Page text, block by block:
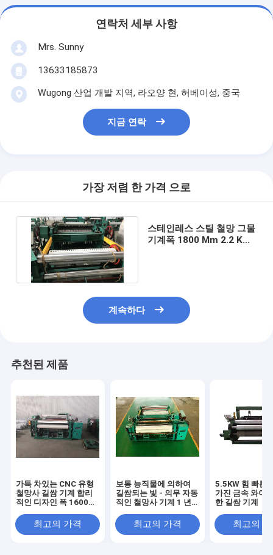
연락처 세부 사항
Mrs. Sunny
13633185873
Wugong 산업 개발 지역, 라오양 현, 허베이성, 중국
지금 연락
가장 저렴 한 가격 으로
스테인레스 스틸 철망 그물
기계폭 1800 Mm 2.2 KW
계속하다
추천된 제품
가득 차있는 CNC 유형
철망사 길쌈 기계 합리
적인 디자인 폭 1600
최고의 가격
보통 능직물에 의하여
길쌈되는 빛 - 의무 자동
적인 철망사 기계 1 년
최고의 가격
5.5KW 힘 빠른
가진 금속 와이
한 길쌈 기계
최고의